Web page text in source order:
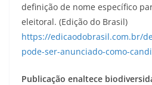
definição de nome específico
eleitoral. (Edição do Brasil)
https://edicaodobrasil.com.br/
pode-ser-anunciado-como-
Publicação enaltece